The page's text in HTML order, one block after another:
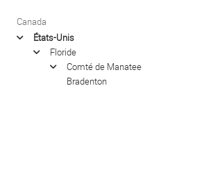
Canada
arrow États-Unis
arrow Floride
arrow Comté de Manatee
Bradenton